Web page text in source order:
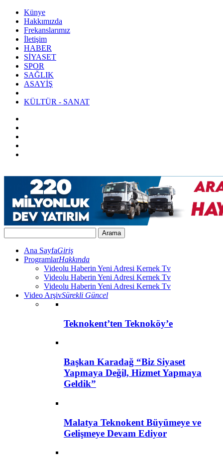
Künye
Hakkımızda
Frekanslarımız
İletişim
HABER
SİYASET
SPOR
SAĞLIK
ASAYİŞ
KÜLTÜR - SANAT
Ana SayfaGiriş
ProgramlarHakkında
Videolu Haberin Yeni Adresi Kernek Tv
Videolu Haberin Yeni Adresi Kernek Tv
Videolu Haberin Yeni Adresi Kernek Tv
Video ArşivSürekli Güncel
Teknokent’ten Teknoköy’e
Başkan Karadağ “Biz Siyaset
Yapmaya Değil, Hizmet Yapmaya
Geldik”
Malatya Teknokent Büyümeye ve
Gelişmeye Devam Ediyor